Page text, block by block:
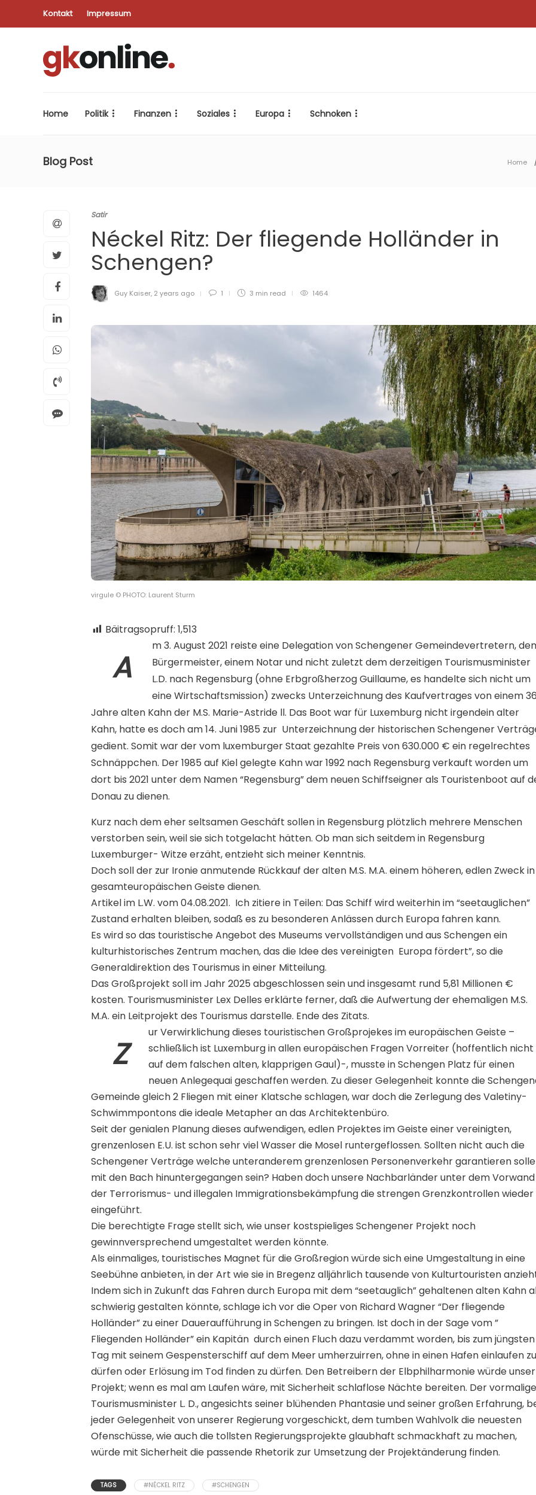
Kontakt Impressum
Home Politik Finanzen Soziales Europa Schnoken
Blog Post Home
Satir
Néckel Ritz: Der fliegende Holländer in
Schengen?
Guy Kaiser, 2 years ago 1 3 min read 1464
virgule © PHOTO: Laurent Sturm
Bäitragsopruff: 1,513
A
m 3. August 2021 reiste eine Delegation von Schengener Gemeindevertretern,
Bürgermeister, einem Notar und nicht zuletzt dem derzeitigen Tourismusminister
L.D. nach Regensburg (ohne Erbgroßherzog Guillaume, es handelte sich nicht um
eine Wirtschaftsmission) zwecks Unterzeichnung des Kaufvertrages von einem 36
Jahre alten Kahn der M.S. Marie-Astride ll. Das Boot war für Luxemburg nicht irgendein alter
Kahn, hatte es doch am 14. Juni 1985 zur Unterzeichnung der historischen Schengener
gedient. Somit war der vom luxemburger Staat gezahlte Preis von 630.000 € ein regelrechtes
Schnäppchen. Der 1985 auf Kiel gelegte Kahn war 1992 nach Regensburg verkauft worden um
dort bis 2021 unter dem Namen “Regensburg” dem neuen Schiffseigner als Touristenboot auf
Donau zu dienen.
Kurz nach dem eher seltsamen Geschäft sollen in Regensburg plötzlich mehrere Menschen
verstorben sein, weil sie sich totgelacht hätten. Ob man sich seitdem in Regensburg
Luxemburger- Witze erzäht, entzieht sich meiner Kenntnis.
Doch soll der zur Ironie anmutende Rückkauf der alten M.S. M.A. einem höheren, edlen Zweck in
gesamteuropäischen Geiste dienen.
Artikel im L.W. vom 04.08.2021. Ich zitiere in Teilen: Das Schiff wird weiterhin im “seetauglichen”
Zustand erhalten bleiben, sodaß es zu besonderen Anlässen durch Europa fahren kann.
Es wird so das touristische Angebot des Museums vervollständigen und aus Schengen ein
kulturhistorisches Zentrum machen, das die Idee des vereinigten Europa fördert”, so die
Generaldirektion des Tourismus in einer Mitteilung.
Das Großprojekt soll im Jahr 2025 abgeschlossen sein und insgesamt rund 5,81 Millionen €
kosten. Tourismusminister Lex Delles erklärte ferner, daß die Aufwertung der ehemaligen M.S.
M.A. ein Leitprojekt des Tourismus darstelle. Ende des Zitats.
Z
ur Verwirklichung dieses touristischen Großprojekes im europäischen Geiste –
schließlich ist Luxemburg in allen europäischen Fragen Vorreiter (hoffentlich nicht
auf dem falschen alten, klapprigen Gaul)-, musste in Schengen Platz für einen
neuen Anlegequai geschaffen werden. Zu dieser Gelegenheit konnte die
Gemeinde gleich 2 Fliegen mit einer Klatsche schlagen, war doch die Zerlegung des Valetiny-
Schwimmpontons die ideale Metapher an das Architektenbüro.
Seit der genialen Planung dieses aufwendigen, edlen Projektes im Geiste einer vereinigten,
grenzenlosen E.U. ist schon sehr viel Wasser die Mosel runtergeflossen. Sollten nicht auch die
Schengener Verträge welche unteranderem grenzenlosen Personenverkehr garantieren
mit den Bach hinuntergegangen sein? Haben doch unsere Nachbarländer unter dem Vorwand
der Terrorismus- und illegalen Immigrationsbekämpfung die strengen Grenzkontrollen wieder
eingeführt.
Die berechtigte Frage stellt sich, wie unser kostspieliges Schengener Projekt noch
gewinnversprechend umgestaltet werden könnte.
Als einmaliges, touristisches Magnet für die Großregion würde sich eine Umgestaltung in eine
Seebühne anbieten, in der Art wie sie in Bregenz alljährlich tausende von Kulturtouristen
Indem sich in Zukunft das Fahren durch Europa mit dem “seetauglich” gehaltenen alten Kahn
schwierig gestalten könnte, schlage ich vor die Oper von Richard Wagner “Der fliegende
Holländer” zu einer Daueraufführung in Schengen zu bringen. Ist doch in der Sage vom ”
Fliegenden Holländer” ein Kapitän durch einen Fluch dazu verdammt worden, bis zum jüngsten
Tag mit seinem Gespensterschiff auf dem Meer umherzuirren, ohne in einen Hafen einlaufen zu
dürfen oder Erlösung im Tod finden zu dürfen. Den Betreibern der Elbphilharmonie würde unser
Projekt; wenn es mal am Laufen wäre, mit Sicherheit schlaflose Nächte bereiten. Der vormalige
Tourismusminister L. D., angesichts seiner blühenden Phantasie und seiner großen Erfahrung,
jeder Gelegenheit von unserer Regierung vorgeschickt, dem tumben Wahlvolk die neuesten
Ofenschüsse, wie auch die tollsten Regierungsprojekte glaubhaft schmackhaft zu machen,
würde mit Sicherheit die passende Rhetorik zur Umsetzung der Projektänderung finden.
TAGS #NÉCKEL RITZ #SCHENGEN